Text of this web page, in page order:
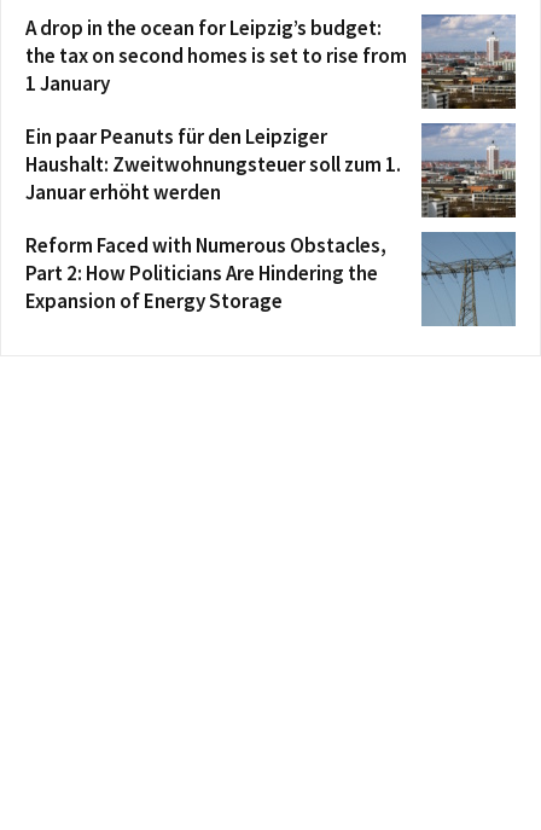
A drop in the ocean for Leipzig’s budget:
the tax on second homes is set to rise from
1 January
Ein paar Peanuts für den Leipziger
Haushalt: Zweitwohnungsteuer soll zum 1.
Januar erhöht werden
Reform Faced with Numerous Obstacles,
Part 2: How Politicians Are Hindering the
Expansion of Energy Storage